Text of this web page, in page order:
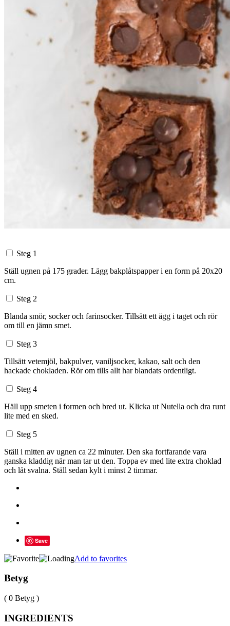
Steg 1
Ställ ugnen på 175 grader. Lägg bakplåtspapper i en form på 20x20
cm.
Steg 2
Blanda smör, socker och farinsocker. Tillsätt ett ägg i taget och rör
om till en jämn smet.
Steg 3
Tillsätt vetemjöl, bakpulver, vaniljsocker, kakao, salt och den
hackade chokladen. Rör om tills allt har blandats ordentligt.
Steg 4
Häll upp smeten i formen och bred ut. Klicka ut Nutella och dra runt
lite med en sked.
Steg 5
Ställ i mitten av ugnen ca 22 minuter. Den ska fortfarande vara
ganska kladdig när man tar ut den. Toppa ev med lite extra choklad
och låt svalna. Ställ sedan kylt i minst 2 timmar.
Save
Add to favorites
Betyg
( 0 Betyg )
INGREDIENTS